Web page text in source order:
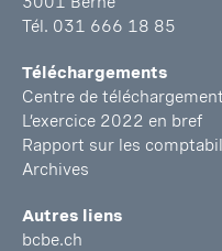
Tél. 031 666 18 85
Téléchargements
Centre de téléchargement
L’exercice 2022 en bref
Rapport sur les
Archives
Autres liens
bcbe.ch